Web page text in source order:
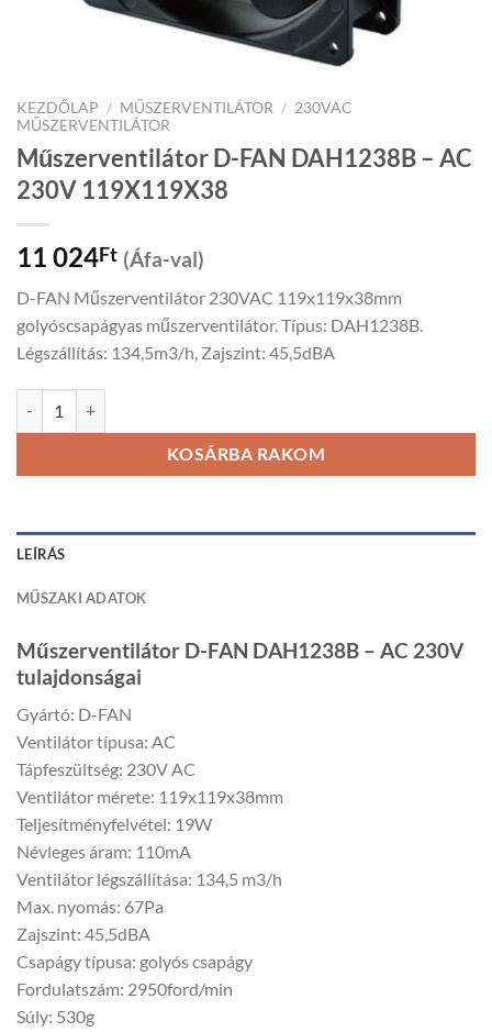
KEZDŐLAP / MŰSZERVENTILÁTOR / 230VAC
MŰSZERVENTILÁTOR
Műszerventilátor D-FAN DAH1238B – AC
230V 119X119X38
11 024Ft (Áfa-val)
D-FAN Műszerventilátor 230VAC 119x119x38mm
golyóscsapágyas műszerventilátor. Típus: DAH1238B.
Légszállítás: 134,5m3/h, Zajszint: 45,5dBA
KOSÁRBA RAKOM
LEÍRÁS
MŰSZAKI ADATOK
Műszerventilátor D-FAN DAH1238B – AC 230V
tulajdonságai
Gyártó: D-FAN
Ventilátor típusa: AC
Tápfeszültség: 230V AC
Ventilátor mérete: 119x119x38mm
Teljesítményfelvétel: 19W
Névleges áram: 110mA
Ventilátor légszállítása: 134,5 m3/h
Max. nyomás: 67Pa
Zajszint: 45,5dBA
Csapágy típusa: golyós csapágy
Fordulatszám: 2950ford/min
Súly: 530g